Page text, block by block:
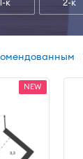
NEW